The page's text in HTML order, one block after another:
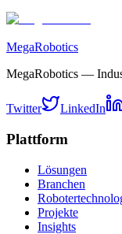
MegaRobotics
MegaRobotics —
Twitter LinkedIn
Plattform
Lösungen
Branchen
Projekte
Insights